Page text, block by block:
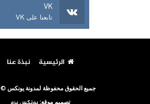
VK
تابعنا على VK
الرئيسية نبذة عنا
جميع الحقوق محفوظة لمدونة يونكس © 2026
تصميم موقع: